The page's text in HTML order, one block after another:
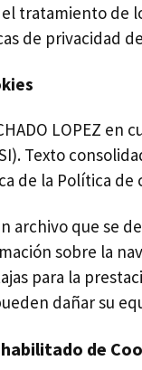
tratamiento de
de privacidad
LOPEZ
Texto
de la Política de
archivo que se
sobre la
para la
dañar su
de